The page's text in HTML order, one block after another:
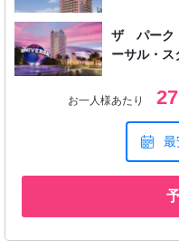
ザ パー
ーサル・ス
お一人様あたり
最